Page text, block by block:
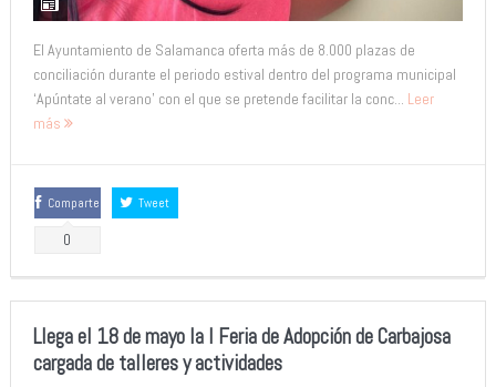
El Ayuntamiento de Salamanca oferta más de 8.000 plazas de
conciliación durante el periodo estival dentro del programa municipal
‘Apúntate al verano’ con el que se pretende facilitar la conc... Leer
más
Comparte
0
Tweet
Llega el 18 de mayo la I Feria de Adopción de Carbajosa
cargada de talleres y actividades